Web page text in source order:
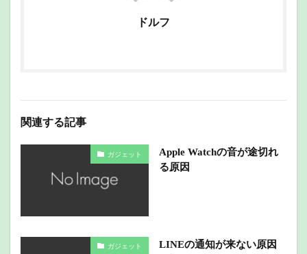
ドルフ
関連する記事
ガジェット
Apple Watchの音が途切れ
る原因
ガジェット
LINEの通知が来ない原因